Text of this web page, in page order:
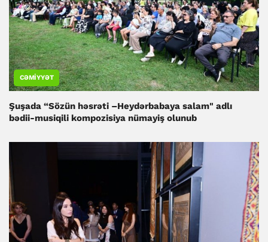
CƏMIYYƏT
Şuşada “Sözün həsrəti –Heydərbabaya salam" adlı
bədii-musiqili kompozisiya nümayiş olunub